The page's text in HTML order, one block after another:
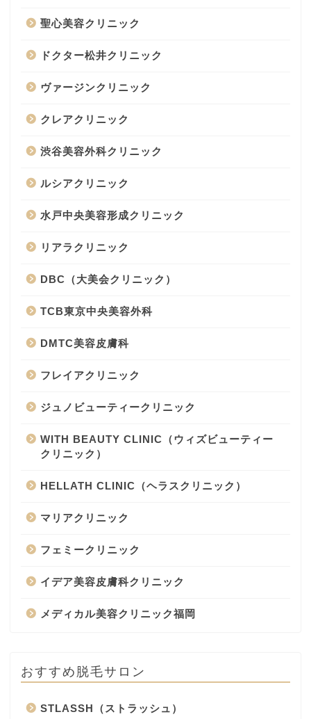
聖心美容クリニック
ドクター松井クリニック
ヴァージンクリニック
クレアクリニック
渋谷美容外科クリニック
ルシアクリニック
水戸中央美容形成クリニック
リアラクリニック
DBC（大美会クリニック）
TCB東京中央美容外科
DMTC美容皮膚科
フレイアクリニック
ジュノビューティークリニック
WITH BEAUTY CLINIC（ウィズビューティー
クリニック）
HELLATH CLINIC（ヘラスクリニック）
マリアクリニック
フェミークリニック
イデア美容皮膚科クリニック
メディカル美容クリニック福岡
おすすめ脱毛サロン
STLASSH（ストラッシュ）